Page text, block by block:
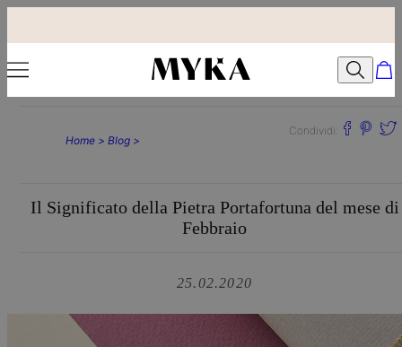
Home > Blog >
Condividi:
Il Significato della Pietra Portafortuna del mese di
Febbraio
25.02.2020